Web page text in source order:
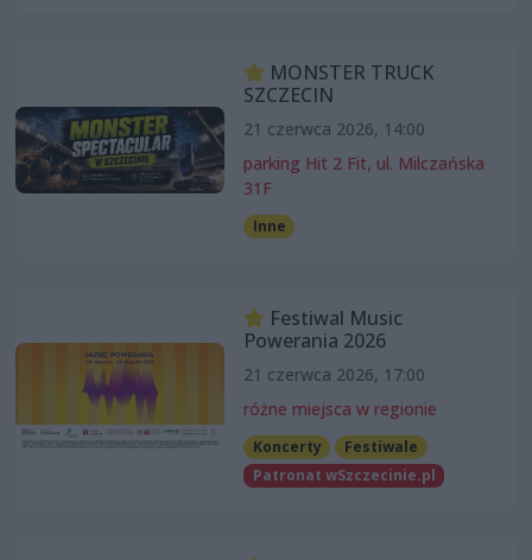
MONSTER TRUCK
SZCZECIN
21 czerwca 2026, 14:00
parking Hit 2 Fit, ul. Milczańska
31F
Inne
Festiwal Music
Powerania 2026
21 czerwca 2026, 17:00
różne miejsca w regionie
Koncerty
Festiwale
Patronat wSzczecinie.pl